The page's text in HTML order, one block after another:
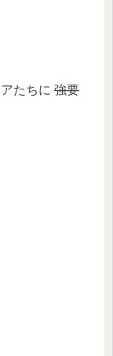
たちに 強要